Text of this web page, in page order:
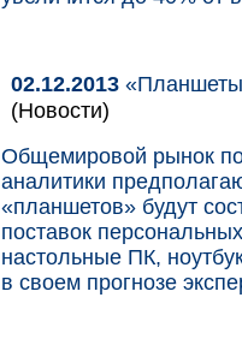
02.12.2013
(Новости)
Общемировой рынок
аналитики
«планшетов» будут
поставок
настольные ПК,
в своем прогнозе